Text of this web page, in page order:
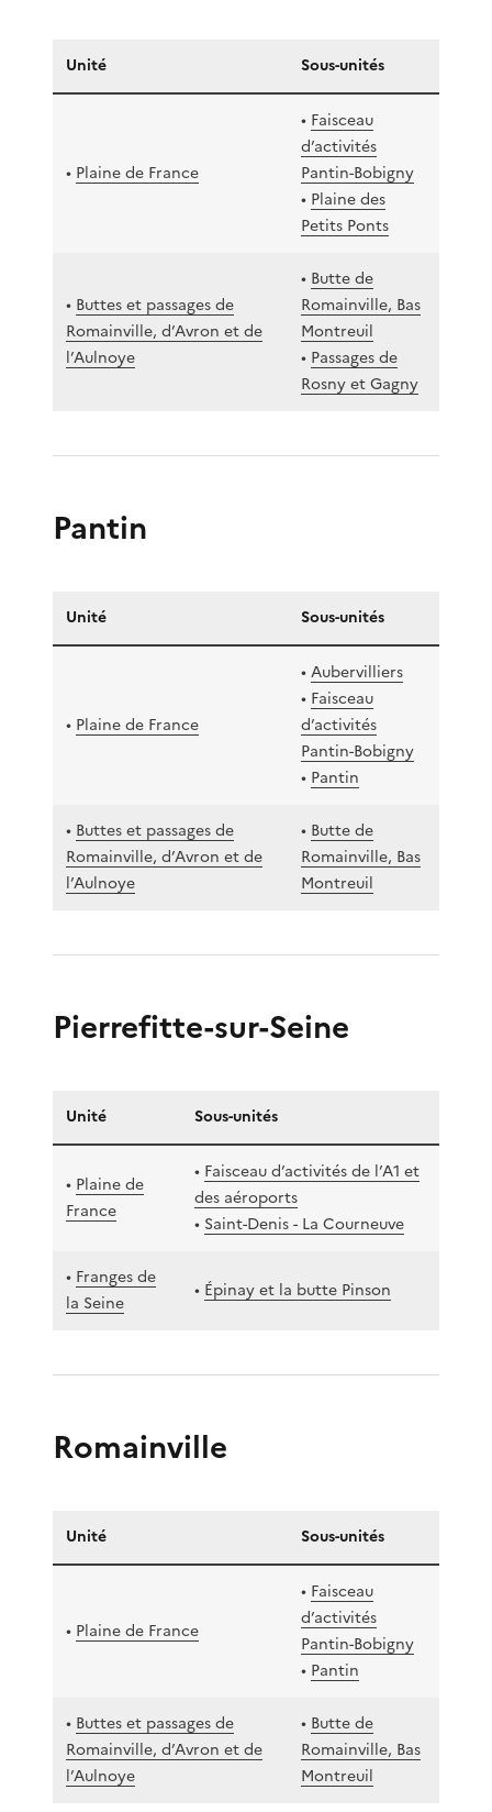
Unité Sous-unités
• Plaine de France
• Faisceau
d’activités
Pantin-Bobigny
• Plaine des
Petits Ponts
• Buttes et passages de
Romainville, d’Avron et de
l’Aulnoye
• Butte de
Romainville, Bas
Montreuil
• Passages de
Rosny et Gagny
Pantin
Unité Sous-unités
• Plaine de France
•Aubervilliers
• Faisceau
d’activités
Pantin-Bobigny
• Pantin
• Buttes et passages de
Romainville, d’Avron et de
l’Aulnoye
• Butte de
Romainville, Bas
Montreuil
Pierrefitte-sur-Seine
Unité Sous-unités
• Plaine de
France
• Faisceau d’activités de l’A1 et
des aéroports
• Saint-Denis - La Courneuve
• Franges de
la Seine
• Épinay et la butte Pinson
Romainville
Unité Sous-unités
• Plaine de France
• Faisceau
d’activités
Pantin-Bobigny
• Pantin
• Buttes et passages de
Romainville, d’Avron et de
l’Aulnoye
• Butte de
Romainville, Bas
Montreuil